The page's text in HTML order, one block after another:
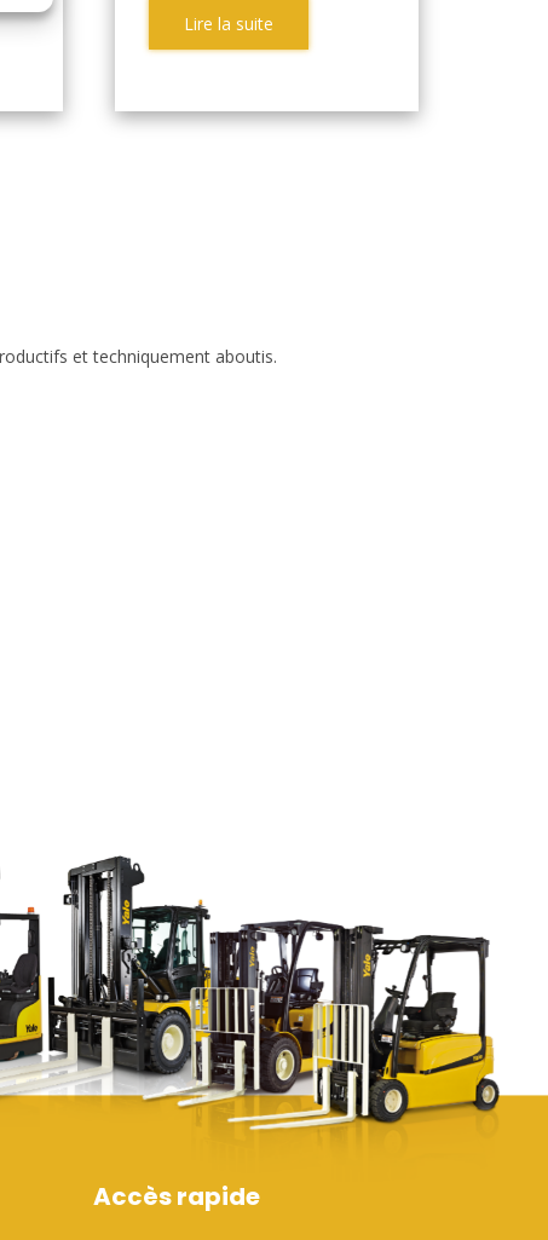
Lire la suite
et techniquement aboutis.
Accès rapide